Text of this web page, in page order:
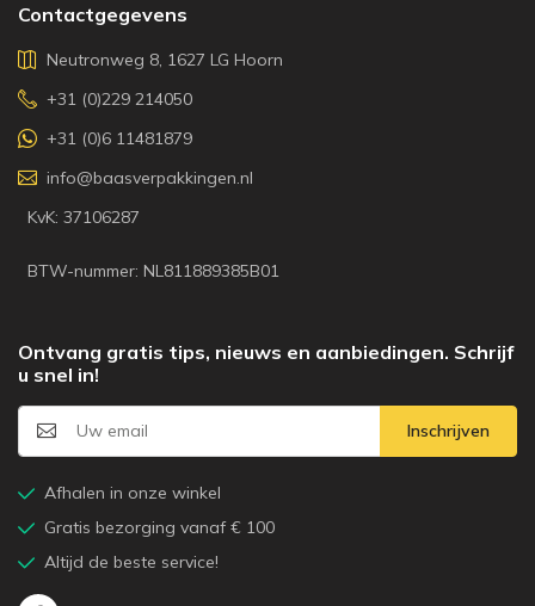
Contactgegevens
Neutronweg 8, 1627 LG Hoorn
+31 (0)229 214050
+31 (0)6 11481879
info@baasverpakkingen.nl
KvK: 37106287
BTW-nummer: NL811889385B01
Ontvang gratis tips, nieuws en aanbiedingen. Schrijf
u snel in!
Inschrijven
Afhalen in onze winkel
Gratis bezorging vanaf € 100
Altijd de beste service!